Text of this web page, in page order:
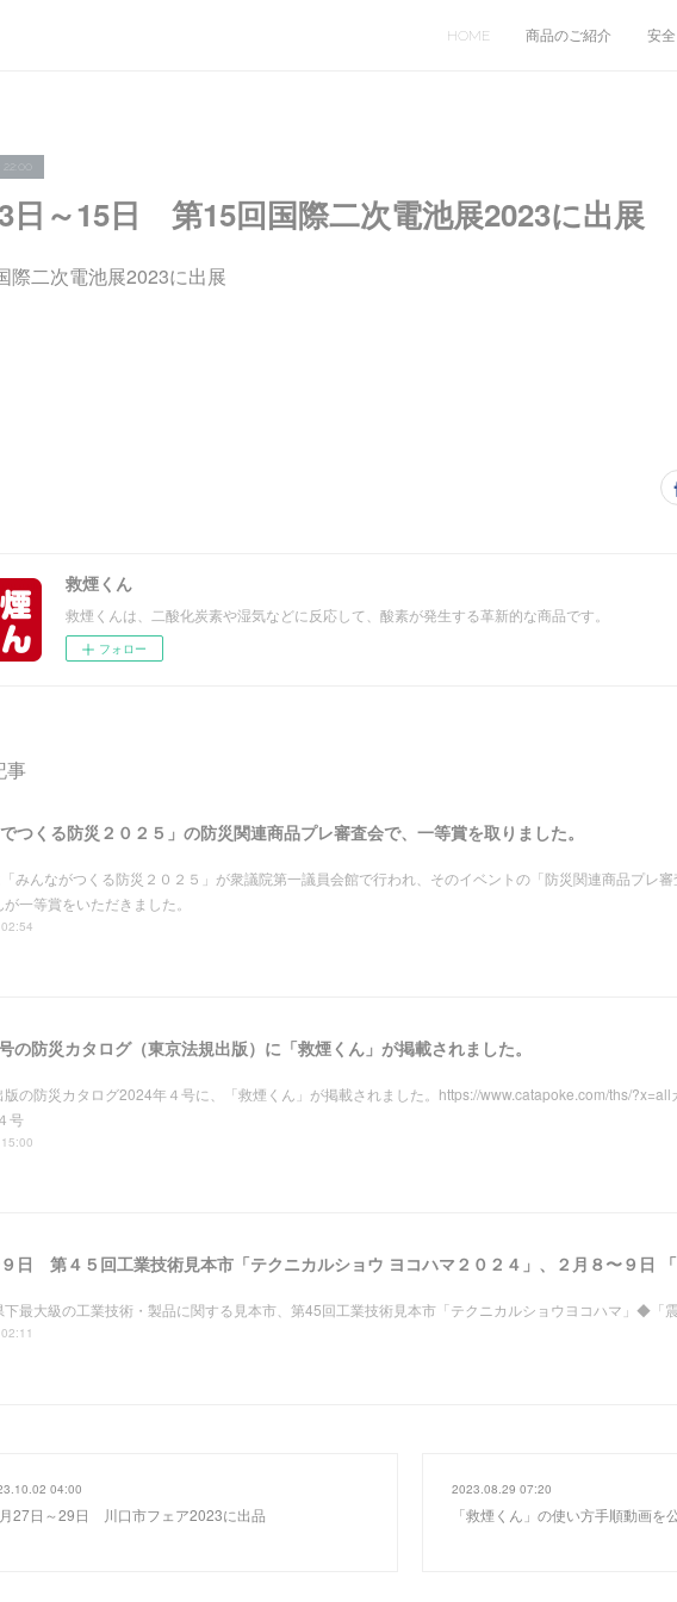
HOME 商品のご紹介 安
日～15日 第15回国際二次電池展2023に出展
際二次電池展2023に出展
救煙くん
救煙くんは、二酸化炭素や湿気などに反応して、酸素が発生する革新的な商品です。
フォロー
事
でつくる防災２０２５」の防災関連商品プレ審査会で、一等賞を取りました。
みんながつくる防災２０２５」が衆議院第一議員会館で行われ、そのイベントの「防災関連商品プレ
一等賞をいただきました。
の防災カタログ（東京法規出版）に「救煙くん」が掲載されました。
版の防災カタログ2024年４号に、「救煙くん」が掲載されました。https://www.catapoke.com/ths/?x=all
号
最大級の工業技術・製品に関する見本市、第45回工業技術見本市「テクニカルショウヨコハマ」◆「
04:00
27日～29日 川口市フェア2023に出品
2023.08.29 07:20
「救煙くん」の使い方手順動画を